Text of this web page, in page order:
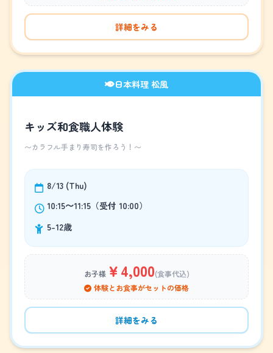
詳細をみる
日本料理 松風
キッズ和食職人体験
～カラフル手まり寿司を作ろう！～
8/13 (Thu)
10:15～11:15（受付 10:00）
5-12歳
お子様 ￥4,000(食事代込)
体験とお食事がセットの価格
詳細をみる